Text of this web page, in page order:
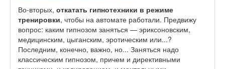
Во-вторых, откатать гипнотехники в режиме
тренировки, чтобы на автомате работали. Предвижу
вопрос: каким гипнозом заняться — эриксоновским,
медицинским, цыганским, эротическим или...?
Последним, конечно, важно, но... Заняться надо
классическим гипнозом, причем и директивными